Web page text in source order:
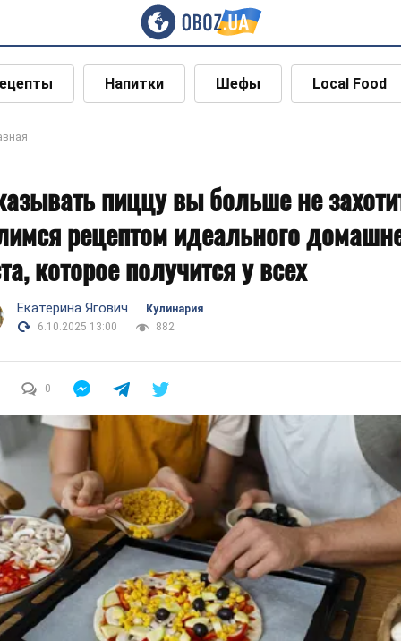
Напитки Шефы Local Food
пиццу вы больше не
рецептом идеального
которое получится у всех
Екатерина Ягович
Кулинария
6.10.2025 13:00
882
0